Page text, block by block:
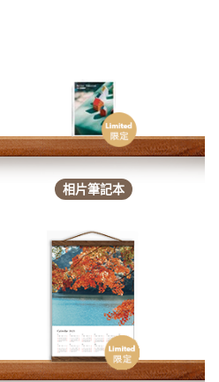
相片筆記本